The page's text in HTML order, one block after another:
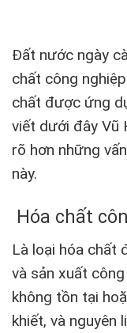
Đất nước ngày
chất công
chất được ứng
viết dưới đây Vũ
rõ hơn những
này.
Hóa chất
Là loại hóa chất
và sản xuất
không tồn tại
khiết, và nguyên